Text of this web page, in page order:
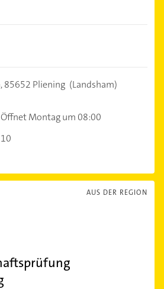
85652 Pliening (Landsham)
Öffnet Montag um 08:00
AUS DER REGION